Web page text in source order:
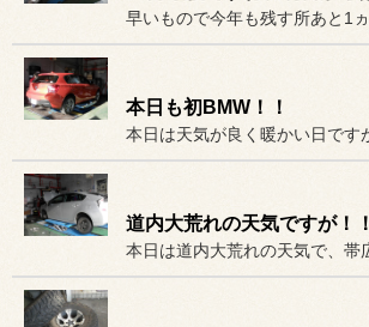
本日も初BMW！！
道内大荒れの天気ですが！！